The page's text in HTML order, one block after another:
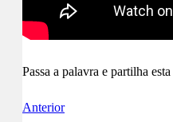
Passa a palavra e partilha
Anterior